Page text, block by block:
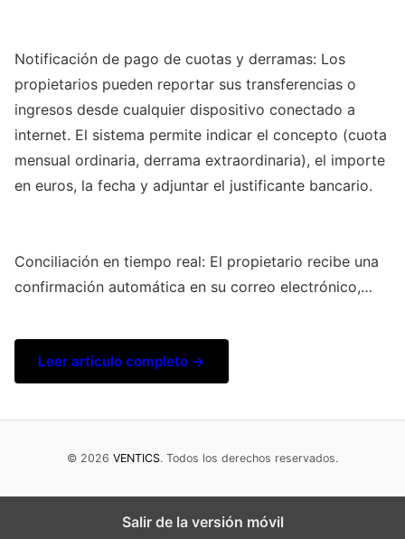
Notificación de pago de cuotas y derramas: Los
propietarios pueden reportar sus transferencias o
ingresos desde cualquier dispositivo conectado a
internet. El sistema permite indicar el concepto (cuota
mensual ordinaria, derrama extraordinaria), el importe
en euros, la fecha y adjuntar el justificante bancario.
Conciliación en tiempo real: El propietario recibe una
confirmación automática en su correo electrónico,…
Leer artículo completo →
© 2026 VENTICS. Todos los derechos reservados.
Salir de la versión móvil